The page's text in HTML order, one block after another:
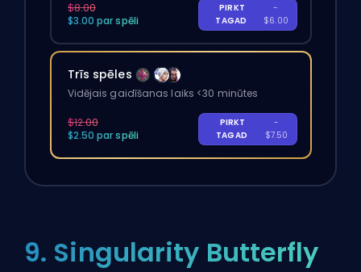
$8.00
$3.00 par spēli
PIRKT
TAGAD
-
$6.00
Trīs spēles
Vidējais gaidīšanas laiks <30 minūtes
$12.00
$2.50 par spēli
PIRKT
TAGAD
-
$7.50
9. Singularity Butterfly